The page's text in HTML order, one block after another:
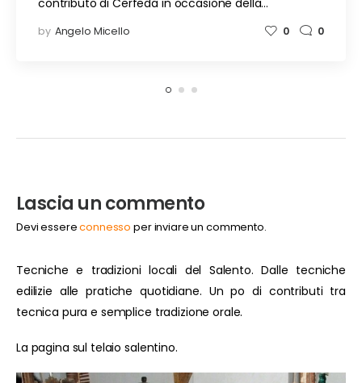
contributo di Cerfeda in occasione della…
by Angelo Micello 0 0
Lascia un commento
Devi essereconnesso per inviare un commento.
Tecniche e tradizioni locali del Salento. Dalle tecniche
edilizie alle pratiche quotidiane. Un po di contributi tra
tecnica pura e semplice tradizione orale.
La pagina sul telaio salentino.